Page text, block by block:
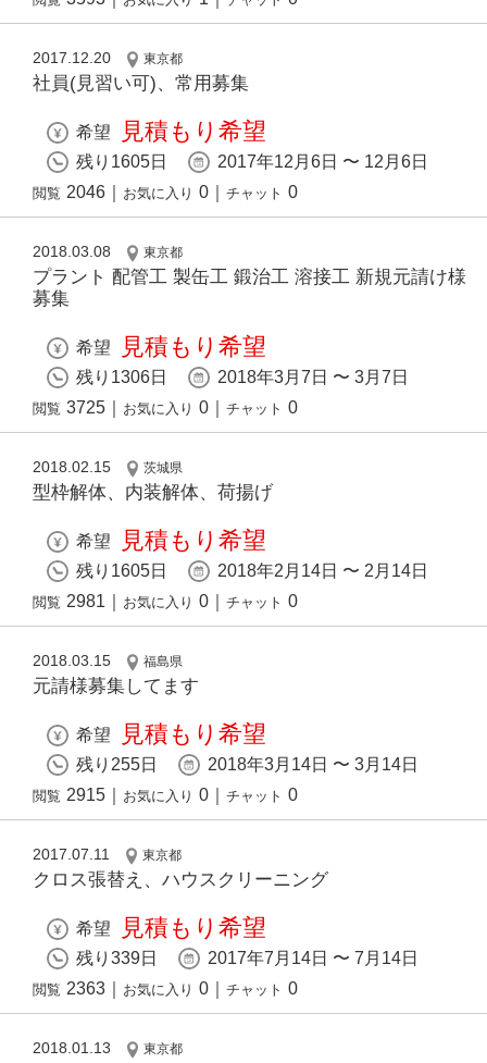
2017.12.20 東京都
社員(見習い可)、常用募集
希望 見積もり希望
残り1605日 2017年12月6日 〜 12月6日
閲覧 2046 お気に入り 0 チャット 0
2018.03.08 東京都
プラント 配管工 製缶工 鍛治工 溶接工 新規元請け様
募集
希望 見積もり希望
残り1306日 2018年3月7日 〜 3月7日
閲覧 3725 お気に入り 0 チャット 0
2018.02.15 茨城県
型枠解体、内装解体、荷揚げ
希望 見積もり希望
残り1605日 2018年2月14日 〜 2月14日
閲覧 2981 お気に入り 0 チャット 0
2018.03.15 福島県
元請様募集してます
希望 見積もり希望
残り255日 2018年3月14日 〜 3月14日
閲覧 2915 お気に入り 0 チャット 0
2017.07.11 東京都
クロス張替え、ハウスクリーニング
希望 見積もり希望
残り339日 2017年7月14日 〜 7月14日
閲覧 2363 お気に入り 0 チャット 0
2018.01.13 東京都